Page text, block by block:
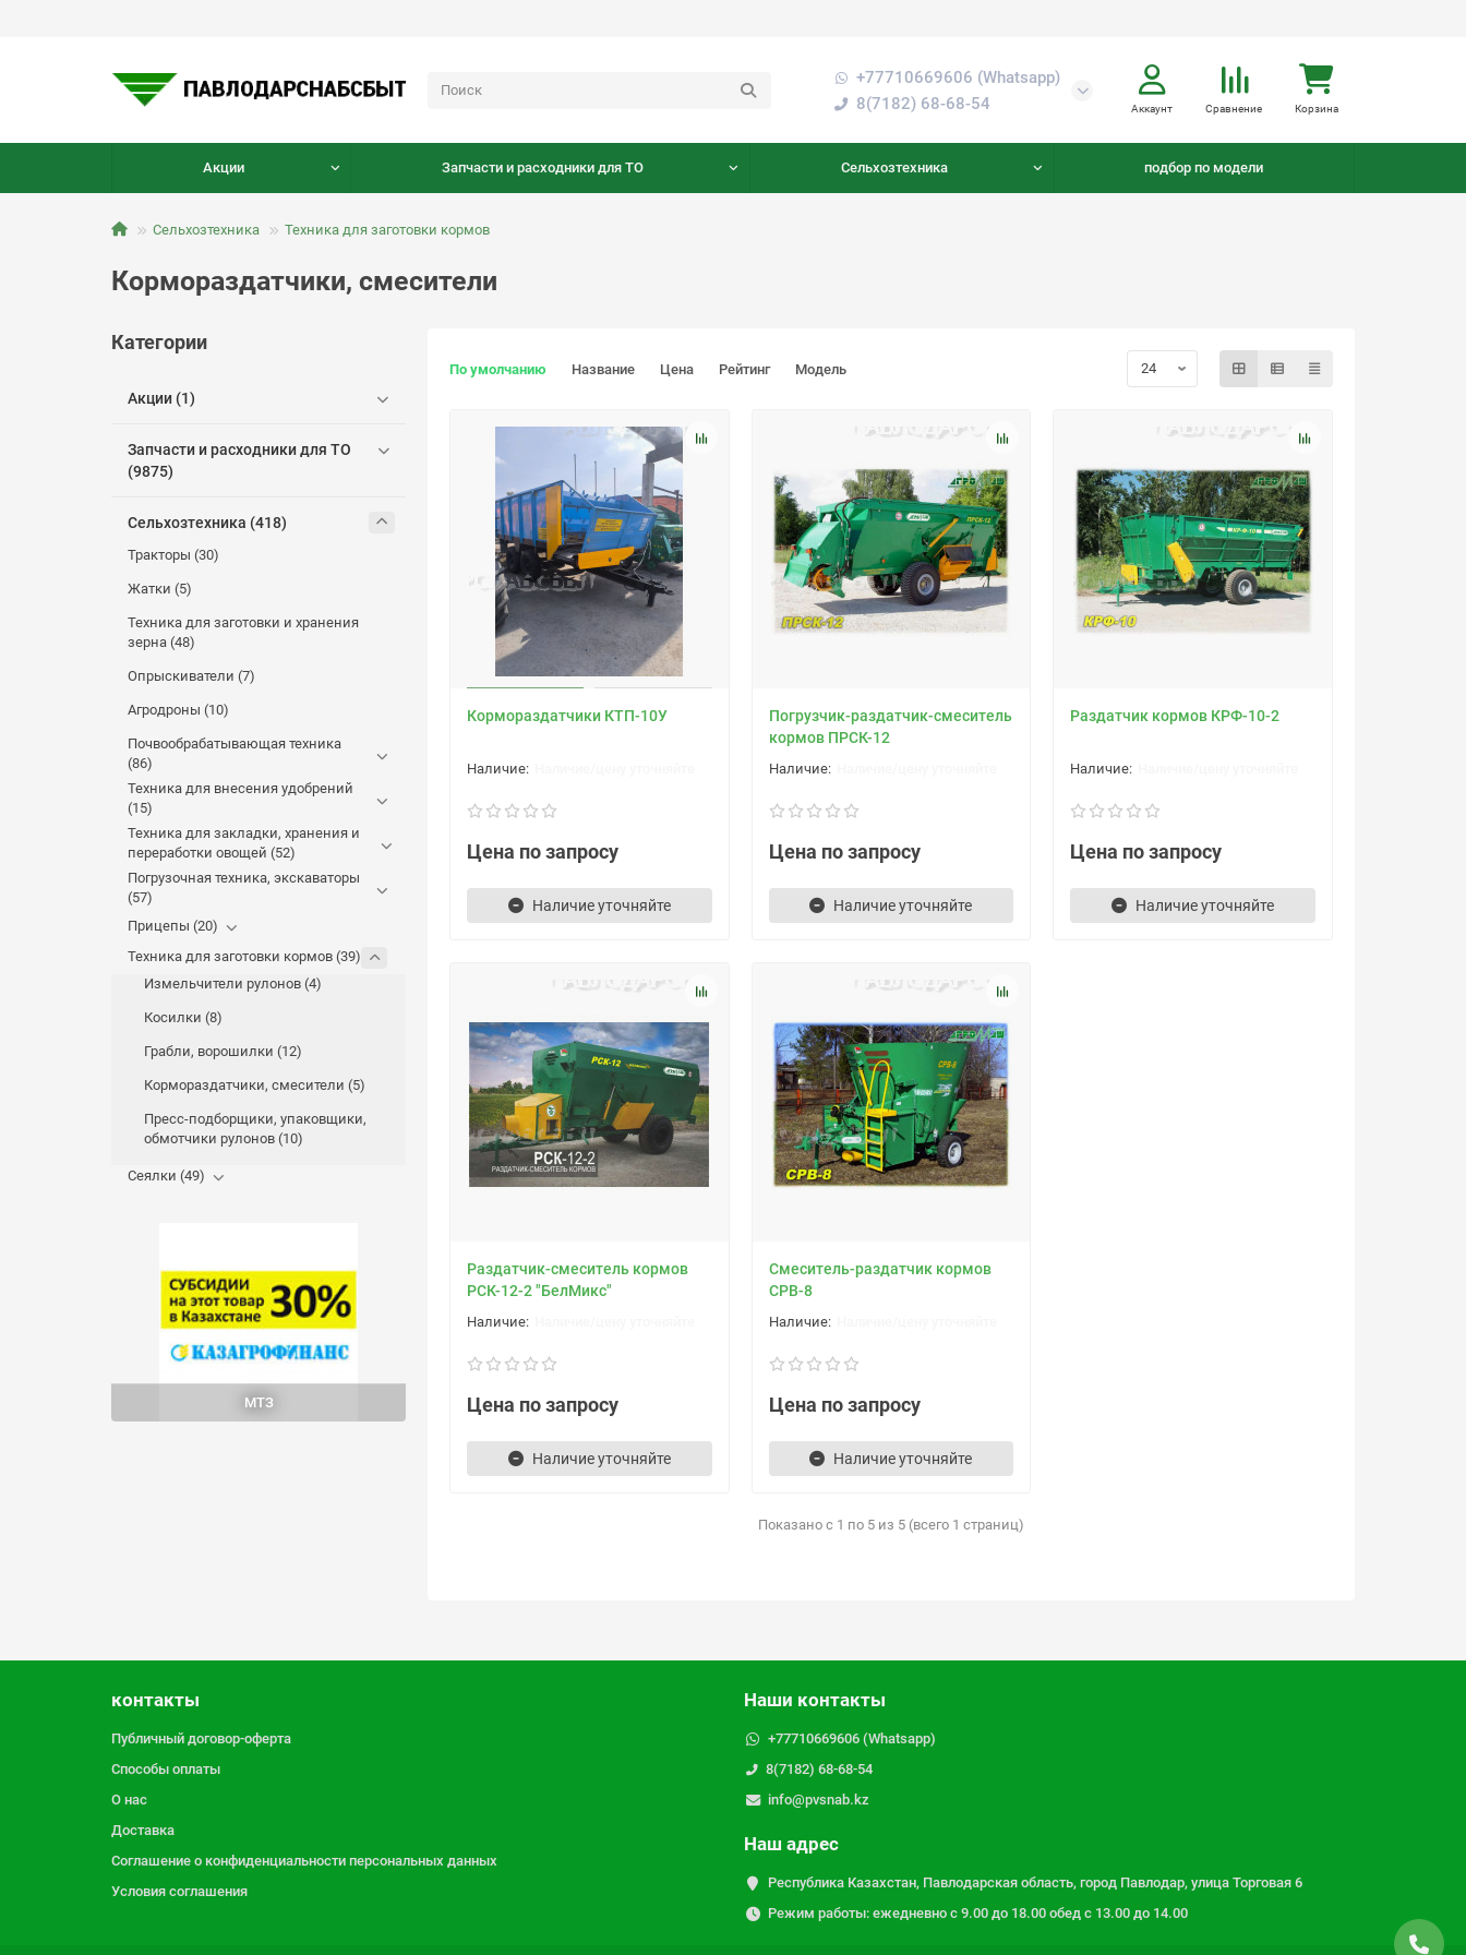
+77710669606 (Whatsapp)
8(7182) 68-68-54
Аккаунт Сравнение Корзина
Акции Запчасти и расходники для ТО Сельхозтехника подбор по модели
Сельхозтехника Техника для заготовки кормов
Кормораздатчики, смесители
Категории
Акции (1)
Запчасти и расходники для ТО
(9875)
Сельхозтехника (418)
Тракторы (30)
Жатки (5)
Техника для заготовки и хранения
зерна (48)
Опрыскиватели (7)
Агродроны (10)
Почвообрабатывающая техника
(86)
Техника для внесения удобрений
(15)
Техника для закладки, хранения и
переработки овощей (52)
Погрузочная техника, экскаваторы
(57)
Прицепы (20)
Техника для заготовки кормов (39)
Измельчители рулонов (4)
Косилки (8)
Грабли, ворошилки (12)
Кормораздатчики, смесители (5)
Пресс-подборщики, упаковщики,
обмотчики рулонов (10)
Сеялки (49)
МТЗ
По умолчанию Название Цена Рейтинг Модель
Кормораздатчики КТП-10У
Цена по запросу
Наличие уточняйте
Погрузчик-раздатчик-смеситель
кормов ПРСК-12
Цена по запросу
Наличие уточняйте
Раздатчик кормов КРФ-10-2
Цена по запросу
Наличие уточняйте
Раздатчик-смеситель кормов
РСК-12-2 "БелМикс"
Цена по запросу
Наличие уточняйте
Смеситель-раздатчик кормов
СРВ-8
Цена по запросу
Наличие уточняйте
Показано с 1 по 5 из 5 (всего 1 страниц)
контакты
Публичный договор-оферта
Способы оплаты
О нас
Доставка
Соглашение о конфиденциальности персональных данных
Условия соглашения
Наши контакты
+77710669606 (Whatsapp)
8(7182) 68-68-54
info@pvsnab.kz
Наш адрес
Республика Казахстан, Павлодарская область, город Павлодар, улица Торговая 6
Режим работы: ежедневно с 9.00 до 18.00 обед с 13.00 до 14.00